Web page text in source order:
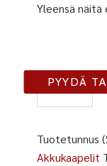
Yleensä
BT-
KR
PYYDÄ
Tuotetunnus
Akkukaapelit